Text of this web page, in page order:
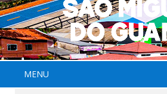
MENU